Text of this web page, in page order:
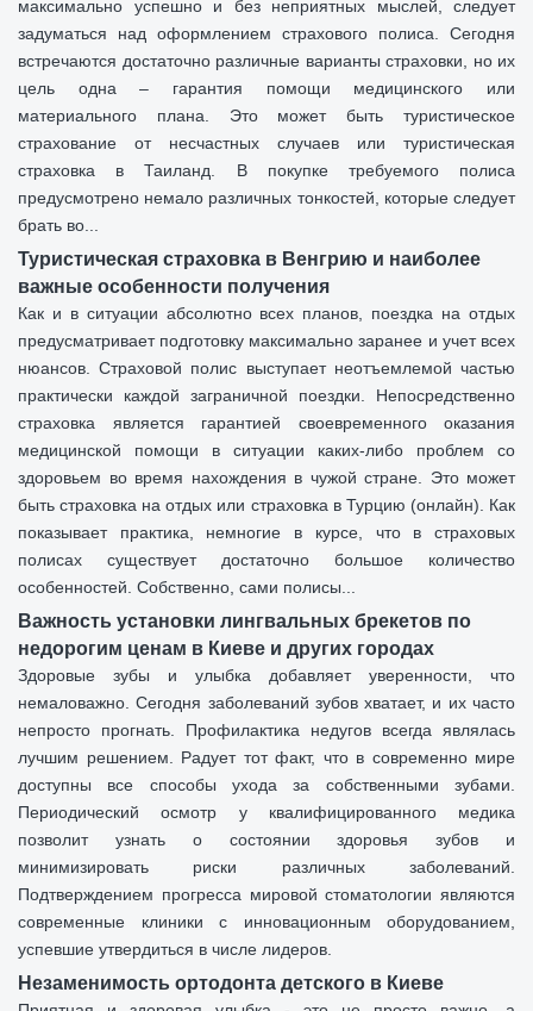
максимально успешно и без неприятных мыслей, следует
задуматься над оформлением страхового полиса. Сегодня
встречаются достаточно различные варианты страховки, но их
цель одна – гарантия помощи медицинского или
материального плана. Это может быть туристическое
страхование от несчастных случаев или туристическая
страховка в Таиланд. В покупке требуемого полиса
предусмотрено немало различных тонкостей, которые следует
брать во...
Туристическая страховка в Венгрию и наиболее
важные особенности получения
Как и в ситуации абсолютно всех планов, поездка на отдых
предусматривает подготовку максимально заранее и учет всех
нюансов. Страховой полис выступает неотъемлемой частью
практически каждой заграничной поездки. Непосредственно
страховка является гарантией своевременного оказания
медицинской помощи в ситуации каких-либо проблем со
здоровьем во время нахождения в чужой стране. Это может
быть страховка на отдых или страховка в Турцию (онлайн). Как
показывает практика, немногие в курсе, что в страховых
полисах существует достаточно большое количество
особенностей. Собственно, сами полисы...
Важность установки лингвальных брекетов по
недорогим ценам в Киеве и других городах
Здоровые зубы и улыбка добавляет уверенности, что
немаловажно. Сегодня заболеваний зубов хватает, и их часто
непросто прогнать. Профилактика недугов всегда являлась
лучшим решением. Радует тот факт, что в современно мире
доступны все способы ухода за собственными зубами.
Периодический осмотр у квалифицированного медика
позволит узнать о состоянии здоровья зубов и
минимизировать риски различных заболеваний.
Подтверждением прогресса мировой стоматологии являются
современные клиники с инновационным оборудованием,
успевшие утвердиться в числе лидеров.
Незаменимость ортодонта детского в Киеве